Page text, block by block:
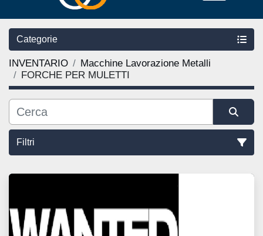
Categorie
INVENTARIO
Macchine Lavorazione Metalli
FORCHE PER MULETTI
Filtri
Ordina per